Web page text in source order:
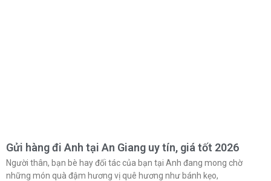
Gửi hàng đi Anh tại An Giang uy tín, giá tốt 2026
Người thân, bạn bè hay đối tác của bạn tại Anh đang mong chờ
những món quà đậm hương vị quê hương như bánh kẹo,